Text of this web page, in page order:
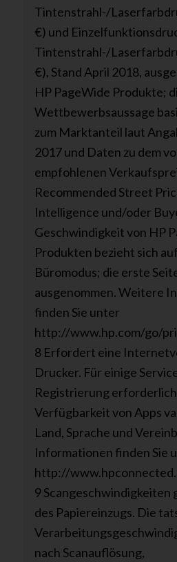
Tintenstrahl-/
€) und
Tintenstrahl-/
€), Stand April 2018,
HP PageWide Produkte;
Wettbewerbsaussage
zum Marktanteil laut
2017 und Daten zu dem
empfohlenen
Recommended Street
Intelligence und/oder
Geschwindigkeit von HP
Produkten bezieht sich
Büromodus; die erste
ausgenommen. Weitere
finden Sie unter
http://www.hp.com/go/
8 Erfordert eine
Drucker. Für einige
Registrierung
Verfügbarkeit von Apps
Land, Sprache und
Informationen finden Sie
http://
9 Scangeschwindigkeiten
des Papiereinzugs. Die
nach Scanauflösung,